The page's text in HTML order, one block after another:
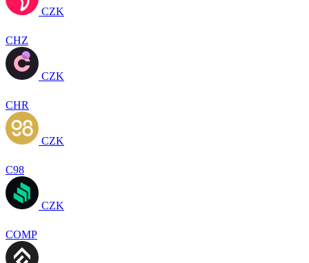
CZK
CHZ
CZK
CHR
CZK
C98
CZK
COMP